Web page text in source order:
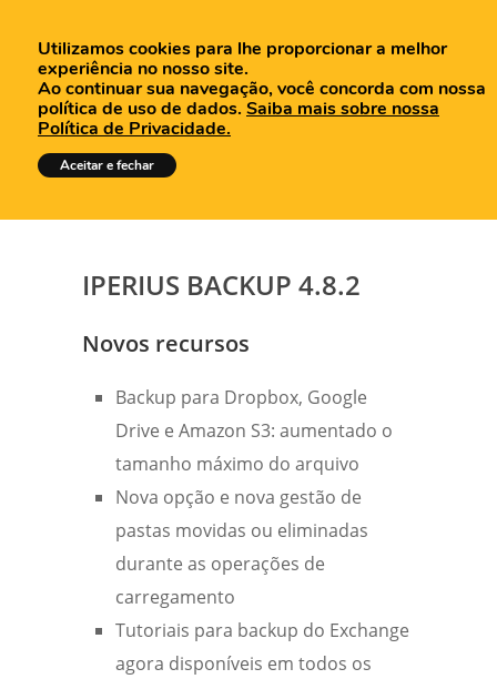
Tutoriais
IPERIUS BACKUP 4.8.2
Novos recursos
Backup para Dropbox, Google
Drive e Amazon S3: aumentado o
tamanho máximo do arquivo
Nova opção e nova gestão de
pastas movidas ou eliminadas
durante as operações de
carregamento
Tutoriais para backup do Exchange
agora disponíveis em todos os
Utilizamos cookies para lhe proporcionar a melhor
experiência no nosso site.
Ao continuar sua navegação, você concorda com nossa
política de uso de dados. Saiba mais sobre nossa
Política de Privacidade.
Aceitar e fechar